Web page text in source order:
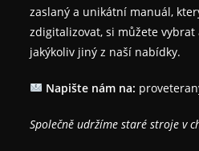
zaslaný a unikátní manuál,
zdigitalizovat, si můžete
jakýkoliv jiný z naší nabídky.
Napište nám na:
Společně udržíme staré stroje v